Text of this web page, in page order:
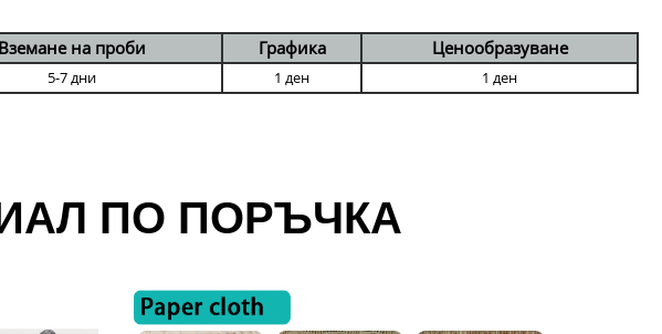
Вземане на проби Графика Ценообразуване
5-7 дни 1 ден 1 ден
ПО ПОРЪЧКА